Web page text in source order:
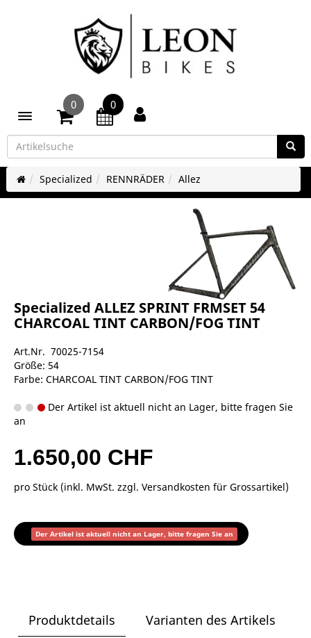
Toggle navigation
0 0
Specialized RENNRÄDER Allez
Specialized ALLEZ SPRINT FRMSET 54
CHARCOAL TINT CARBON/FOG TINT
Art.Nr. 70025-7154
Größe: 54
Farbe: CHARCOAL TINT CARBON/FOG TINT
Der Artikel ist aktuell nicht an Lager, bitte fragen Sie
an
1.650,00 CHF
pro Stück (inkl. MwSt. zzgl. Versandkosten für Grossartikel)
Der Artikel ist aktuell nicht an Lager, bitte fragen Sie an
Produktdetails
Varianten des Artikels